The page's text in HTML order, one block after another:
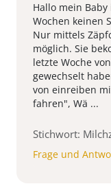
Hallo mein
Wochen keinen
Nur mittels
möglich. Sie
letzte Woche
gewechselt
von einreiben
fahren", Wä ...
Stichwort:
Frage und